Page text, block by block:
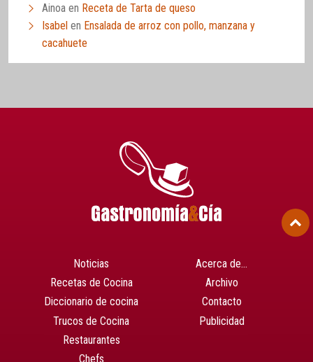
Ainoa en Receta de Tarta de queso
Isabel en Ensalada de arroz con pollo, manzana y
cacahuete
Noticias
Recetas de Cocina
Diccionario de cocina
Trucos de Cocina
Restaurantes
Chefs
Acerca de…
Archivo
Contacto
Publicidad